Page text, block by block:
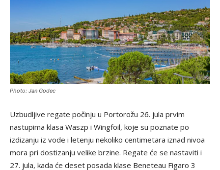
Photo: Jan Godec
Uzbudljive regate počinju u Portorožu 26. jula prvim
nastupima klasa Waszp i Wingfoil, koje su poznate po
izdizanju iz vode i letenju nekoliko centimetara iznad nivoa
mora pri dostizanju velike brzine. Regate će se nastaviti i
27. jula, kada će deset posada klase Beneteau Figaro 3